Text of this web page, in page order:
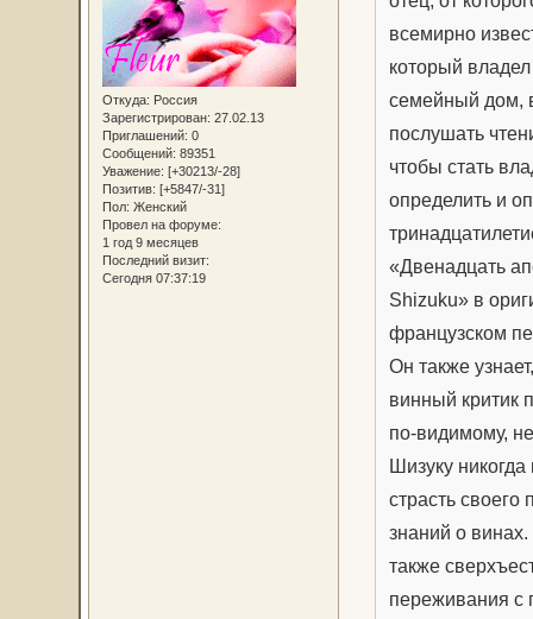
Откуда: Россия
Зарегистрирован: 27.02.13
Приглашений: 0
Сообщений: 89351
Уважение: [+30213/-28]
Позитив: [+5847/-31]
Пол: Женский
Провел на форуме:
1 год 9 месяцев
Последний визит:
Сегодня 07:37:19
всемирно
который
семейный дом,
послушать
чтобы стать
определить и
«Двенадцать
Shizuku» в
французском
Он также
винный критик
по-видимому,
Шизуку
страсть своего
знаний о
также
переживания с